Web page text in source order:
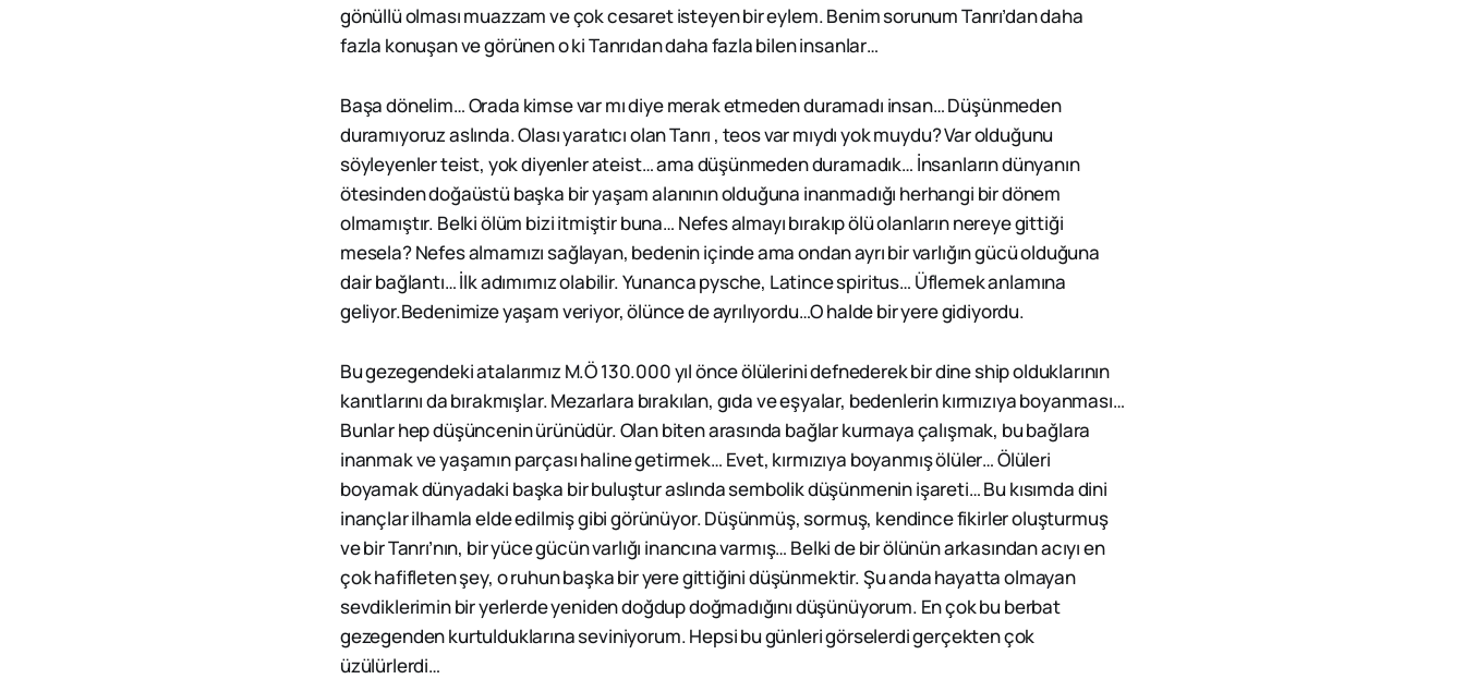
gönüllü olması muazzam ve çok cesaret isteyen bir eylem. Benim sorunum Tanrı’dan daha
fazla konuşan ve görünen o ki Tanrıdan daha fazla bilen insanlar…
Başa dönelim… Orada kimse var mı diye merak etmeden duramadı insan… Düşünmeden
duramıyoruz aslında. Olası yaratıcı olan Tanrı , teos var mıydı yok muydu? Var olduğunu
söyleyenler teist, yok diyenler ateist… ama düşünmeden duramadık… İnsanların dünyanın
ötesinden doğaüstü başka bir yaşam alanının olduğuna inanmadığı herhangi bir dönem
olmamıştır. Belki ölüm bizi itmiştir buna… Nefes almayı bırakıp ölü olanların nereye gittiği
mesela? Nefes almamızı sağlayan, bedenin içinde ama ondan ayrı bir varlığın gücü olduğuna
dair bağlantı… İlk adımımız olabilir. Yunanca pysche, Latince spiritus… Üflemek anlamına
geliyor.Bedenimize yaşam veriyor, ölünce de ayrılıyordu…O halde bir yere gidiyordu.
Bu gezegendeki atalarımız M.Ö 130.000 yıl önce ölülerini defnederek bir dine ship olduklarının
kanıtlarını da bırakmışlar. Mezarlara bırakılan, gıda ve eşyalar, bedenlerin kırmızıya boyanması…
Bunlar hep düşüncenin ürünüdür. Olan biten arasında bağlar kurmaya çalışmak, bu bağlara
inanmak ve yaşamın parçası haline getirmek… Evet, kırmızıya boyanmış ölüler… Ölüleri
boyamak dünyadaki başka bir buluştur aslında sembolik düşünmenin işareti… Bu kısımda dini
inançlar ilhamla elde edilmiş gibi görünüyor. Düşünmüş, sormuş, kendince fikirler oluşturmuş
ve bir Tanrı’nın, bir yüce gücün varlığı inancına varmış… Belki de bir ölünün arkasından acıyı en
çok hafifleten şey, o ruhun başka bir yere gittiğini düşünmektir. Şu anda hayatta olmayan
sevdiklerimin bir yerlerde yeniden doğdup doğmadığını düşünüyorum. En çok bu berbat
gezegenden kurtulduklarına seviniyorum. Hepsi bu günleri görselerdi gerçekten çok
üzülürlerdi…